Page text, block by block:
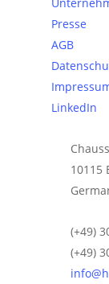
Presse
AGB
LinkedIn
10115
(+49)
(+49)